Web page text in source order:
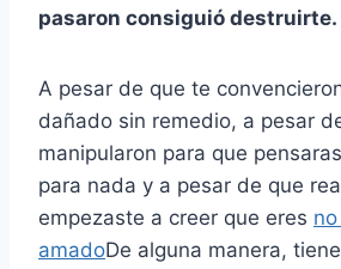
pasaron consiguió destruirte.
A pesar de que te
dañado sin remedio, a pesar
manipularon para que
para nada y a pesar de que
empezaste a creer que eres
amadoDe alguna manera,